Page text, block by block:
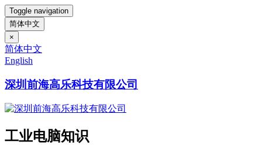
Toggle navigation
简体中文
×
简体中文
English
深圳前海高乐科技有限公司
工业电脑知识